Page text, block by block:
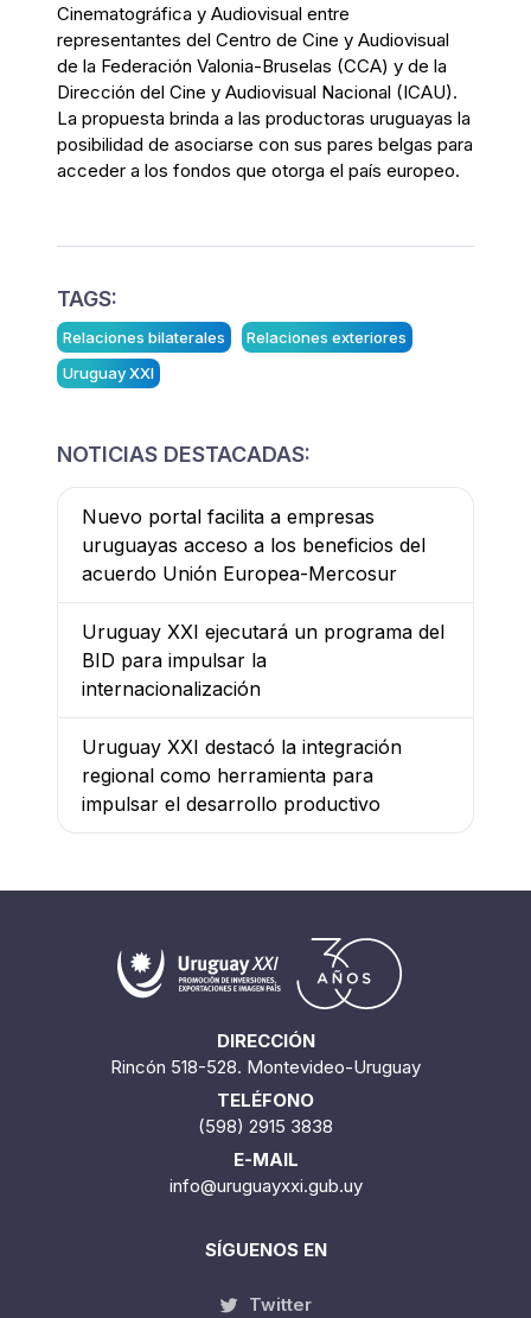
Cinematográfica y Audiovisual entre
representantes del Centro de Cine y Audiovisual
de la Federación Valonia-Bruselas (CCA) y de la
Dirección del Cine y Audiovisual Nacional (ICAU).
La propuesta brinda a las productoras uruguayas la
posibilidad de asociarse con sus pares belgas para
acceder a los fondos que otorga el país europeo.
TAGS:
Relaciones bilaterales
Relaciones exteriores
Uruguay XXI
NOTICIAS DESTACADAS:
Nuevo portal facilita a empresas
uruguayas acceso a los beneficios del
acuerdo Unión Europea-Mercosur
Uruguay XXI ejecutará un programa del
BID para impulsar la
internacionalización
Uruguay XXI destacó la integración
regional como herramienta para
impulsar el desarrollo productivo
DIRECCIÓN
Rincón 518-528. Montevideo-Uruguay
TELÉFONO
(598) 2915 3838
E-MAIL
info@uruguayxxi.gub.uy
SÍGUENOS EN
Twitter